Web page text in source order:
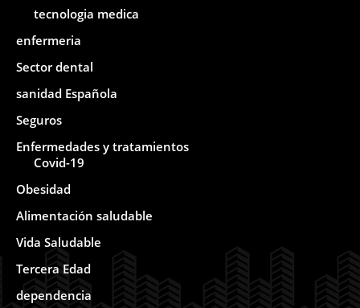
tecnologia medica
enfermeria
Sector dental
sanidad Española
Seguros
Enfermedades y tratamientos
Covid-19
Obesidad
Alimentación saludable
Vida Saludable
Tercera Edad
dependencia